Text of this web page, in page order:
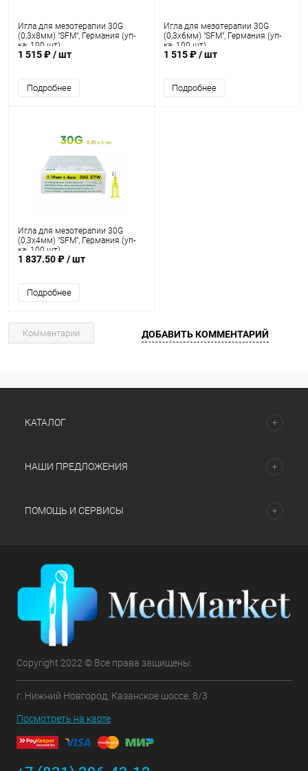
Игла для мезотерапии 30G
(0,3х8мм) "SFM", Германия (уп-
ка: 100 шт)
1 515 ₽/ шт
Подробнее
Игла для мезотерапии 30G
(0,3х6мм) "SFM", Германия (уп-
ка: 100 шт)
1 515 ₽/ шт
Подробнее
Игла для мезотерапии 30G
(0,3х4мм) "SFM", Германия (уп-
ка: 100 шт)
1 837.50 ₽/ шт
Подробнее
Комментарии ДОБАВИТЬ КОММЕНТАРИЙ
КАТАЛОГ
НАШИ ПРЕДЛОЖЕНИЯ
ПОМОЩЬ И СЕРВИСЫ
Copyright 2022 © Все права защищены.
г. Нижний Новгород, Казанское шоссе, 8/3
Посмотреть на карте